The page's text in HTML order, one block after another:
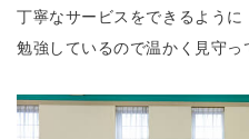
丁寧なサービスをできるように
勉強しているので温かく見守っ